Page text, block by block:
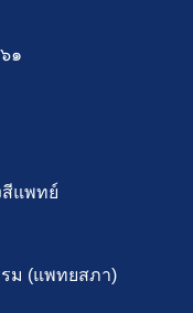
๑
สีแพทย์
ม (แพทยสภา)